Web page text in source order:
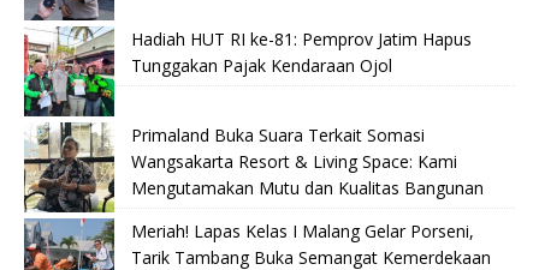
Hadiah HUT RI ke-81: Pemprov Jatim Hapus
Tunggakan Pajak Kendaraan Ojol
Primaland Buka Suara Terkait Somasi
Wangsakarta Resort & Living Space: Kami
Mengutamakan Mutu dan Kualitas Bangunan
Meriah! Lapas Kelas I Malang Gelar Porseni,
Tarik Tambang Buka Semangat Kemerdekaan